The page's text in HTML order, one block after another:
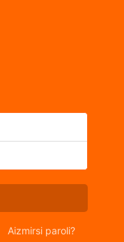
Aizmirsi paroli?